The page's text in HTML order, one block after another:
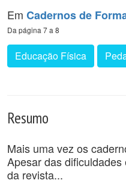
Em Cadernos de
Da página 7 a 8
Educação Física
Resumo
Mais uma vez os
Apesar das
da revista...